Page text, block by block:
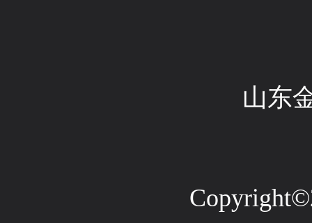
山东